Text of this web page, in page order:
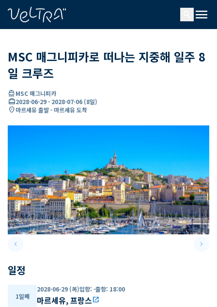
menu
MSC 매그니피카로 떠나는 지중해 일주 8
일 크루즈
directions_boatMSC 매그니피카
card_travel2028-06-29- 2028-07-06 (8일)
location_on마르세유 출발 - 마르세유 도착
keyboard_arrow_leftPrevious slide keyboard_arrow_right
일정
1일째
2028-06-29 (목)입항: -출항: 18:00
마르세유, 프랑스open_in_new